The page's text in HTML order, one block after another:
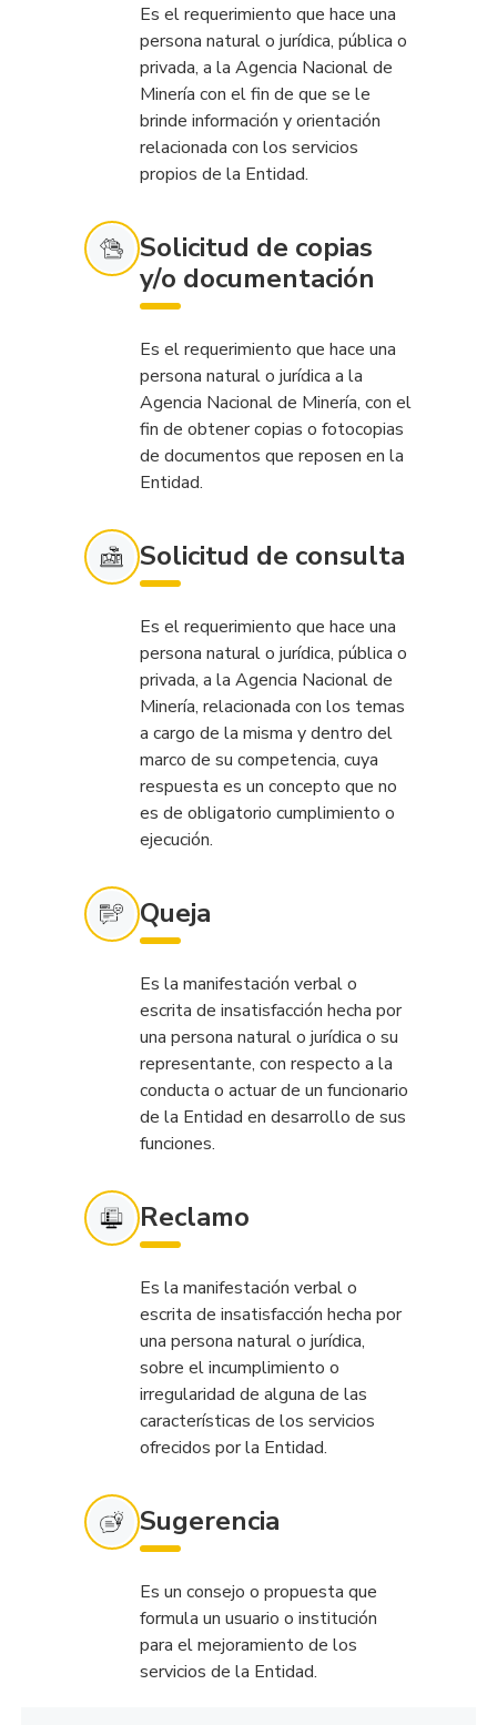
Es el requerimiento que hace una
persona natural o jurídica, pública o
privada, a la Agencia Nacional de
Minería con el fin de que se le
brinde información y orientación
relacionada con los servicios
propios de la Entidad.
Solicitud de copias
y/o documentación
Es el requerimiento que hace una
persona natural o jurídica a la
Agencia Nacional de Minería, con el
fin de obtener copias o fotocopias
de documentos que reposen en la
Entidad.
Solicitud de consulta
Es el requerimiento que hace una
persona natural o jurídica, pública o
privada, a la Agencia Nacional de
Minería, relacionada con los temas
a cargo de la misma y dentro del
marco de su competencia, cuya
respuesta es un concepto que no
es de obligatorio cumplimiento o
ejecución.
Queja
Es la manifestación verbal o
escrita de insatisfacción hecha por
una persona natural o jurídica o su
representante, con respecto a la
conducta o actuar de un funcionario
de la Entidad en desarrollo de sus
funciones.
Reclamo
Es la manifestación verbal o
escrita de insatisfacción hecha por
una persona natural o jurídica,
sobre el incumplimiento o
irregularidad de alguna de las
características de los servicios
ofrecidos por la Entidad.
Sugerencia
Es un consejo o propuesta que
formula un usuario o institución
para el mejoramiento de los
servicios de la Entidad.